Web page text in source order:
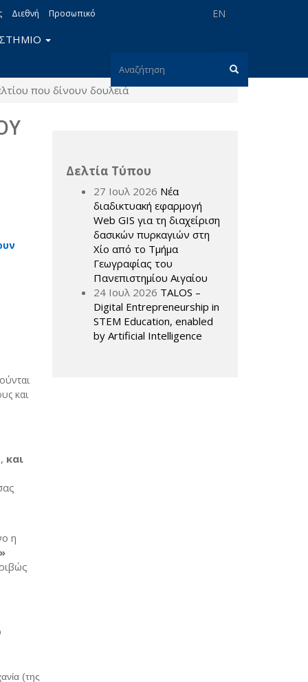
EN
Διεθνή Προσωπικό
Φόρμα
αναζήτησης
Αναζήτηση
που δίνουν δουλειά
και
και
η
(της
Δελτία Τύπου
27 Ιουλ 2026 Νέα
διαδικτυακή εφαρμογή
Web GIS για τη διαχείριση
δασικών πυρκαγιών στη
Χίο από το Τμήμα
Γεωγραφίας του
Πανεπιστημίου Αιγαίου
24 Ιουλ 2026 TALOS –
Digital Entrepreneurship in
STEM Education, enabled
by Artificial Intelligence